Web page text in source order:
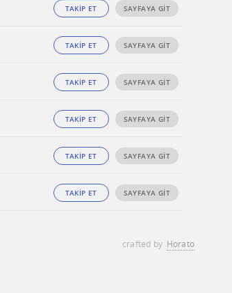
TAKİP ET SAYFAYA GİT
TAKİP ET SAYFAYA GİT
TAKİP ET SAYFAYA GİT
TAKİP ET SAYFAYA GİT
TAKİP ET SAYFAYA GİT
TAKİP ET SAYFAYA GİT
crafted by Horato